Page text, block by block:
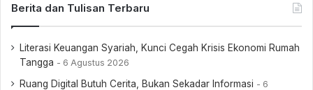
Berita dan Tulisan Terbaru
Literasi Keuangan Syariah, Kunci Cegah Krisis Ekonomi Rumah
Tangga
6 Agustus 2026
Ruang Digital Butuh Cerita, Bukan Sekadar Informasi
6